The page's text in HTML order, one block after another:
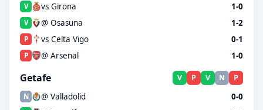
V vs Girona 1-0
V @ Osasuna 1-2
P vs Celta Vigo 0-1
P @ Arsenal 1-0
Getafe V P V N P
N @ Valladolid 0-0